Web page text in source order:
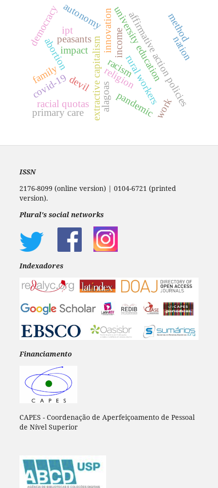
extractive capitalism
peasants
rural workers
devil alagoas
university education
affirmative action policies
racial quotas
racism
innovation
ipt
abortion
democracy
religion
autonomy
covid-19
impact
family
pandemic
income
work
primary care
nation
method
ISSN
2176-8099 (online version) | 0104-6721 (printed
version).
Plural's social networks
Indexadores
Financiamento
CAPES - Coordenação de Aperfeiçoamento de Pessoal
de Nível Superior